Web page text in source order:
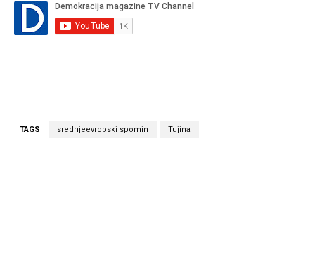
TAGS srednjeevropski spomin Tujina